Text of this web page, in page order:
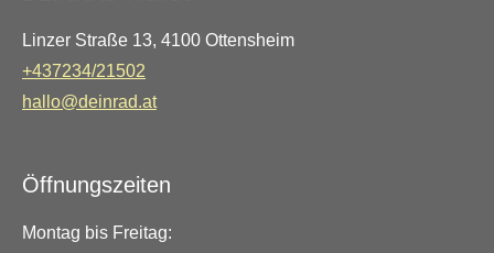
Linzer Straße 13, 4100 Ottensheim
+437234/21502
hallo@deinrad.at
Öffnungszeiten
Montag bis Freitag: